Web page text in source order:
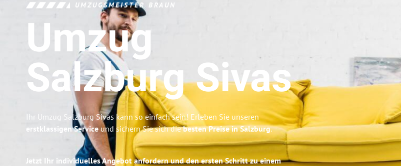
UMZUGSMEISTER BRAUN
Umzug
SalzburgSivas
Ihr Umzug Salzburg Sivas kann so einfach sein! Erleben Sie unseren
erstklassigen Service und sichern Sie sich diebesten Preise in Salzburg.
Jetzt Ihr individuelles Angebot anfordern und den ersten Schritt zu einem